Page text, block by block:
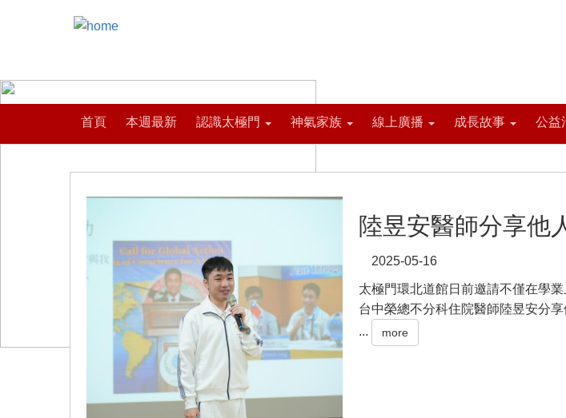
首頁 本週最新 認識太極門 神氣家族 線上廣播 成長故事 公益
陸昱安醫師分享他
2025-05-16
太極門環北道館日前邀請不僅在學
台中榮總不分科住院醫師陸昱安分
...
more